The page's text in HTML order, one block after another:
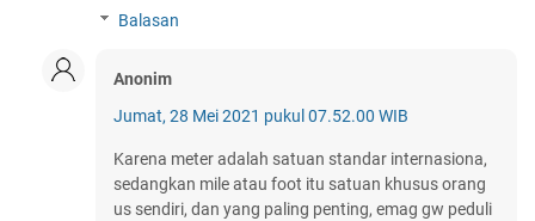
Balasan
Anonim
Jumat, 28 Mei 2021 pukul 07.52.00 WIB
Karena meter adalah satuan standar internasiona,
sedangkan mile atau foot itu satuan khusus orang
us sendiri, dan yang paling penting, emag gw peduli